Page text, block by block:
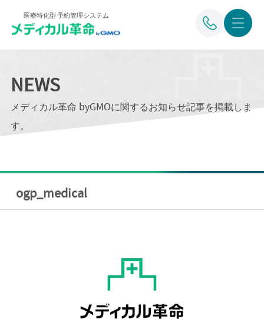
医療特化型 予約管理システム
NEWS
メディカル革命 byGMOに関するお知らせ記事を掲載しま
す。
ogp_medical